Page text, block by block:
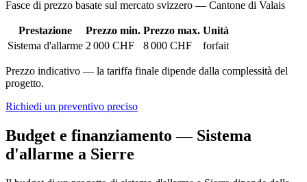
Fasce di prezzo basate sul mercato svizzero — Cantone di Valais
Prestazione Prezzo min. Prezzo max. Unità
Sistema d'allarme 2 000 CHF 8 000 CHF forfait
Prezzo indicativo — la tariffa finale dipende dalla complessità del
progetto.
Richiedi un preventivo preciso
Budget e finanziamento — Sistema
d'allarme a Sierre